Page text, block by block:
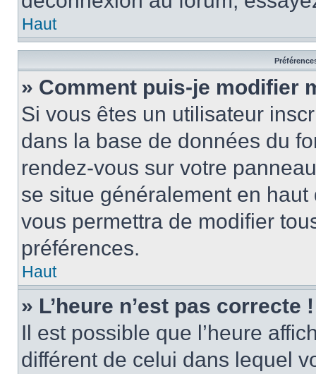
Haut
» Comment puis-je modifier
Si vous êtes un utilisateur
dans la base de données du
rendez-vous sur votre
se situe généralement en
vous permettra de modifier
préférences.
Haut
» L’heure n’est pas correcte !
Il est possible que l’heure
différent de celui dans lequel